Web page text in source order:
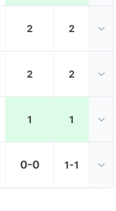
2 2
2 2
1 1
0-0 1-1